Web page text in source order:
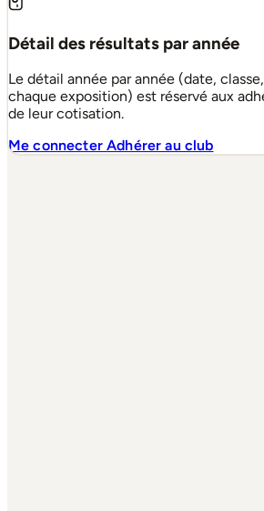
Détail des résultats par année
Le détail année par année (date,
chaque exposition) est réservé aux
de leur cotisation.
Me connecterAdhérer au club